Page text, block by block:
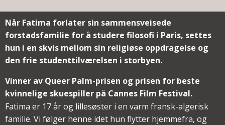
Når Fatima forlater sin sammensveisede
forstadsfamilie for å studere filosofi i Paris, settes
hun i en skvis mellom sin religiøse oppdragelse og
den frie studenttilværelsen i storbyen.
Vinner av Queer Palm-prisen og prisen for beste
kvinnelige skuespiller på Cannes Film Festival.
Fatima er 17 år og lillesøster i en varm fransk-algerisk
familie. Vi følger henne idet hun flytter hjemmefra, og